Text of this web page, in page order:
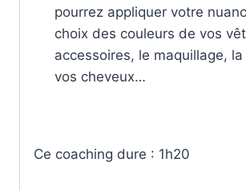
pourrez appliquer votre
choix des couleurs de vos
accessoires, le maquillage,
vos cheveux…
Ce coaching dure : 1h20